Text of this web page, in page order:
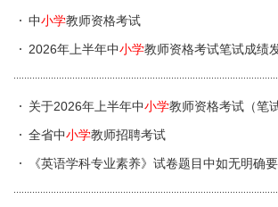
中小学教师资格考试
2026年上半年中小学教师资格考试笔试成绩
关于2026年上半年中小学教师资格考试（笔
全省中小学教师招聘考试
《英语学科专业素养》试卷题目中如无明确